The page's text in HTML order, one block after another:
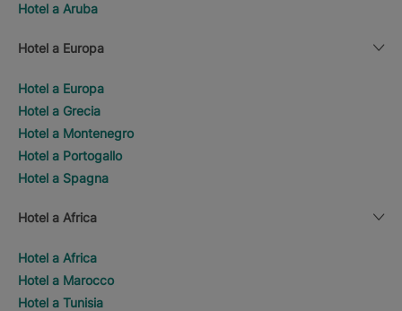
Hotel a Aruba
Hotel a Europa
Hotel a Europa
Hotel a Grecia
Hotel a Montenegro
Hotel a Portogallo
Hotel a Spagna
Hotel a Africa
Hotel a Africa
Hotel a Marocco
Hotel a Tunisia